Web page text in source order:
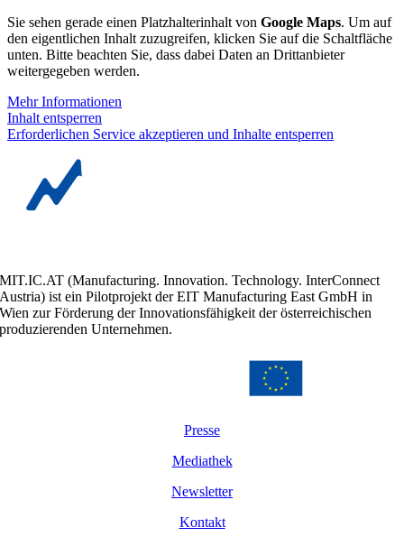
Sie sehen gerade einen Platzhalterinhalt von Google Maps. Um auf
den eigentlichen Inhalt zuzugreifen, klicken Sie auf die Schaltfläche
unten. Bitte beachten Sie, dass dabei Daten an Drittanbieter
weitergegeben werden.
Mehr Informationen
Inhalt entsperren
Erforderlichen Service akzeptieren und Inhalte entsperren
MIT.IC.AT (Manufacturing. Innovation. Technology. InterConnect
Austria) ist ein Pilotprojekt der EIT Manufacturing East GmbH in
Wien zur Förderung der Innovationsfähigkeit der österreichischen
produzierenden Unternehmen.
Presse
Mediathek
Newsletter
Kontakt